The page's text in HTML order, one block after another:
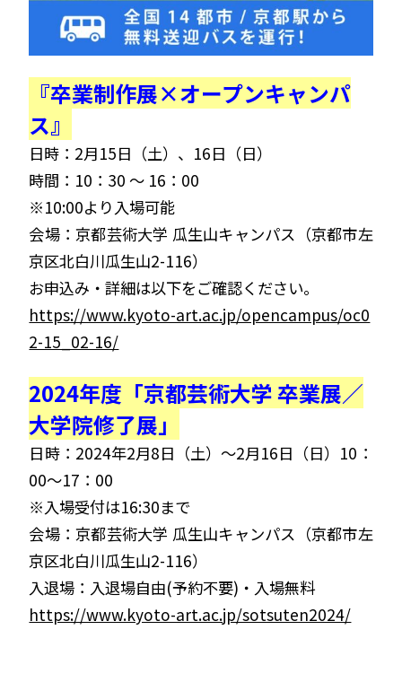
『卒業制作展×オープンキャンパ
ス』
日時：2月15日（土）、16日（日）
時間：10：30 ～ 16：00
※10:00より入場可能
会場：京都芸術大学 瓜生山キャンパス（京都市左
京区北白川瓜生山2-116）
お申込み・詳細は以下をご確認ください。
https://www.kyoto-art.ac.jp/opencampus/oc0
2-15_02-16/
2024年度「京都芸術大学 卒業展／
大学院修了展」
日時：2024年2月8日（土）～2月16日（日）10：
00～17：00
※入場受付は16:30まで
会場：京都芸術大学 瓜生山キャンパス（京都市左
京区北白川瓜生山2-116）
入退場：入退場自由(予約不要)・入場無料
https://www.kyoto-art.ac.jp/sotsuten2024/